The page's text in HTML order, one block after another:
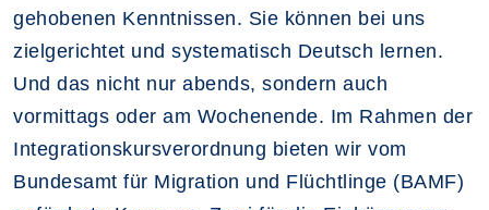
gehobenen Kenntnissen. Sie können bei uns
zielgerichtet und systematisch Deutsch lernen.
Und das nicht nur abends, sondern auch
vormittags oder am Wochenende. Im Rahmen der
Integrationskursverordnung bieten wir vom
Bundesamt für Migration und Flüchtlinge (BAMF)